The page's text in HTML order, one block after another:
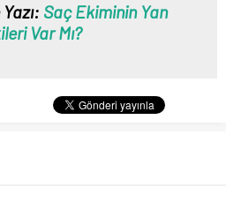
Saç Ekiminin Yan
Var Mı?